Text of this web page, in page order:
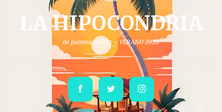
LA HIPOCONDRIA
de Juanma Suárez – VERANO 2026
Facebook Twitter Instagram